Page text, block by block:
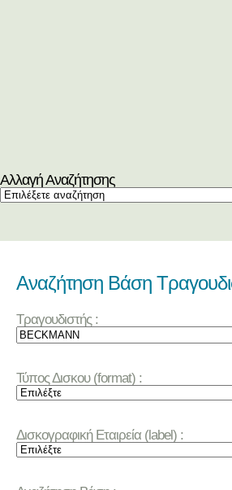
Αλλαγή Αναζήτησης
Αναζήτηση Βάση
Τραγουδιστής :
Τύπος Δισκου (format) :
Δισκογραφική Εταιρεία (label) :